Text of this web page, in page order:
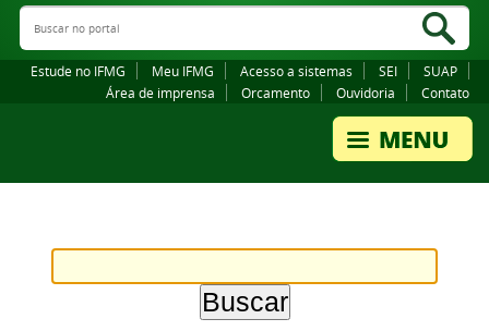
Legislação
Buscar no portal
Estude no IFMG Meu IFMG Acesso a sistemas SEI
SUAP
Área de imprensa
Orcamento Ouvidoria Contato